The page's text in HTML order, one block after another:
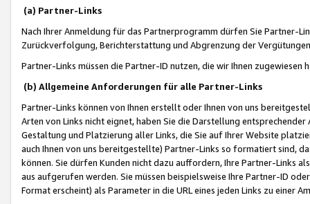
(a) Partner-Links
Nach Ihrer Anmeldung für das Partnerprogramm dürfen Sie Partner-
Zurückverfolgung, Berichterstattung und Abgrenzung der
Partner-Links müssen die Partner-ID nutzen, die wir Ihnen zugewiesen
(b) Allgemeine Anforderungen für alle Partner-Links
Partner-Links können von Ihnen erstellt oder Ihnen von uns
Arten von Links nicht eignet, haben Sie die Darstellung
Gestaltung und Platzierung aller Links, die Sie auf Ihrer Website
auch Ihnen von uns bereitgestellte) Partner-Links so formatiert sind,
können. Sie dürfen Kunden nicht dazu auffordern, Ihre Partner-Links
aus aufgerufen werden. Sie müssen beispielsweise Ihre Partner-ID
Format erscheint) als Parameter in die URL eines jeden Links zu einer